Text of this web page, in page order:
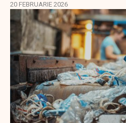
20 FEBRUARIE 2026